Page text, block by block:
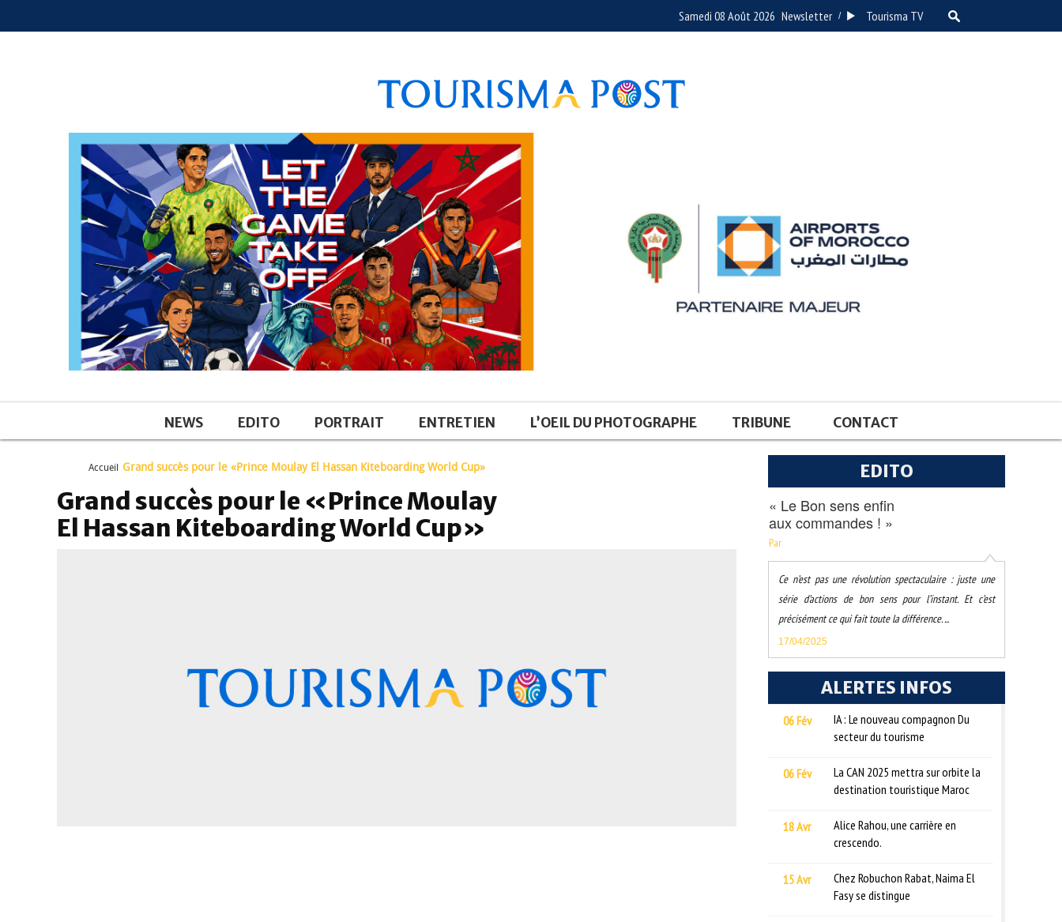
Samedi 08 Août 2026 Newsletter / Tourisma TV
NEWS EDITO PORTRAIT ENTRETIEN L’OEIL DU PHOTOGRAPHE TRIBUNE CONTACT
Accueil Grand succès pour le «Prince Moulay El Hassan Kiteboarding World Cup»
Grand succès pour le «Prince Moulay
El Hassan Kiteboarding World Cup»
EDITO
« Le Bon sens enfin
aux commandes ! »
Par
Ce n’est pas une révolution spectaculaire : juste une
série d’actions de bon sens pour l’instant. Et c’est
précisément ce qui fait toute la différence. ...
17/04/2025
ALERTES INFOS
06 Fév
IA : Le nouveau compagnon Du
secteur du tourisme
06 Fév
La CAN 2025 mettra sur orbite la
destination touristique Maroc
18 Avr
Alice Rahou, une carrière en
crescendo.
15 Avr
Chez Robuchon Rabat, Naima El
Fasy se distingue